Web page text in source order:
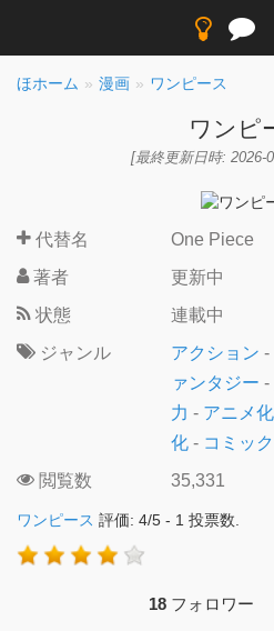
ほホーム 漫画 ワンピース
ワンピ
[最終更新日時: 2026-
代替名
One Piece
著者
更新中
状態
連載中
ジャンル
アクション -
ァンタジー -
力 - アニメ化
化 - コミッ
閲覧数
35,331
ワンピース 評価: 4/5 - 1 投票数.
18 フォロワー